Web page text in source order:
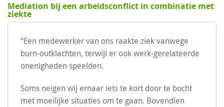
Mediation bij een arbeidsconflict in combinatie met
ziekte
“Een medewerker van ons raakte ziek vanwege
burn-outklachten, terwijl er ook werk-gerelateerde
onenigheden speelden.
Soms neigen wij ernaar iets te kort door te bocht
met moeilijke situaties om te gaan. Bovendien